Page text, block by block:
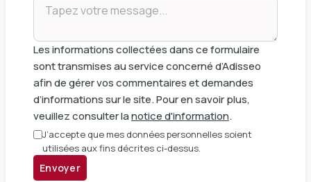
Les informations collectées dans ce formulaire
sont transmises au service concerné d’Adisseo
afin de gérer vos commentaires et demandes
d’informations sur le site. Pour en savoir plus,
veuillez consulter lanotice d'information.
J’accepte que mes données personnelles soient
utilisées aux fins décrites ci-dessus.
Envoyer